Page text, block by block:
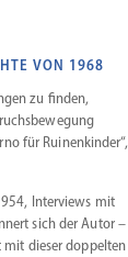
VON 1968
zu finden,
für Ruinen­kinder“,
Inter­views mit
sich der Autor –
mit dieser doppelten